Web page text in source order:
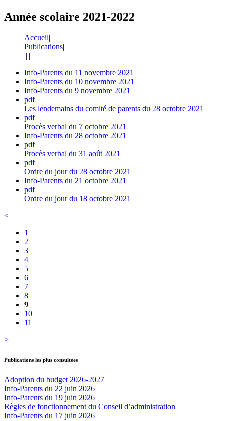
Année scolaire 2021-2022
Accueil|
Publications|
||||
Info-Parents du 11 novembre 2021
Info-Parents du 10 novembre 2021
Info-Parents du 9 novembre 2021
pdf
Les lendemains du comité de parents du 28 octobre 2021
pdf
Procès verbal du 7 octobre 2021
Info-Parents du 28 octobre 2021
pdf
Procès verbal du 31 août 2021
pdf
Ordre du jour du 28 octobre 2021
Info-Parents du 21 octobre 2021
pdf
Ordre du jour du 18 octobre 2021
<
1
2
3
4
5
6
7
8
9
10
11
>
Publications les plus consultées
Adoption du budget 2026-2027
Info-Parents du 22 juin 2026
Info-Parents du 19 juin 2026
Règles de fonctionnement du Conseil d’administration
Info-Parents du 17 juin 2026